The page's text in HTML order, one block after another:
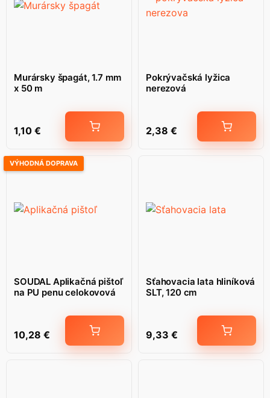
Murársky špagát, 1.7 mm
x 50 m
1,10 €
Pokrývačská lyžica
nerezová
2,38 €
VÝHODNÁ DOPRAVA
SOUDAL Aplikačná pištoľ
na PU penu celokovová
10,28 €
Sťahovacia lata hliníková
SLT, 120 cm
9,33 €